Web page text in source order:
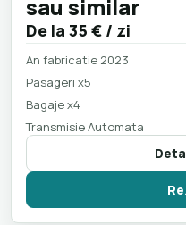
sau similar
De la 35 € / zi
An fabricatie 2023
Pasageri x5
Bagaje x4
Transmisie Automata